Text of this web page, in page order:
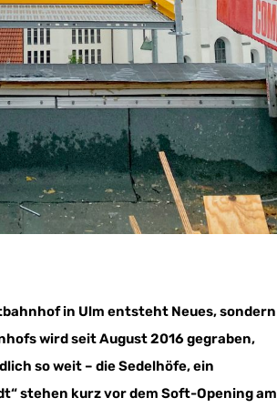
in Ulm entsteht Neues, sondern
wird seit August 2016 gegraben,
so weit – die Sedelhöfe, ein
stehen kurz vor dem Soft-Opening am